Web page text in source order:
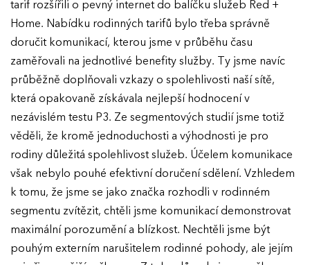
tarif rozšířili o pevný internet do balíčku služeb Red +
Home. Nabídku rodinných tarifů bylo třeba správně
doručit komunikací, kterou jsme v průběhu času
zaměřovali na jednotlivé benefity služby. Ty jsme navíc
průběžně doplňovali vzkazy o spolehlivosti naší sítě,
která opakovaně získávala nejlepší hodnocení v
nezávislém testu P3. Ze segmentových studií jsme totiž
věděli, že kromě jednoduchosti a výhodnosti je pro
rodiny důležitá spolehlivost služeb. Účelem komunikace
však nebylo pouhé efektivní doručení sdělení. Vzhledem
k tomu, že jsme se jako značka rozhodli v rodinném
segmentu zvítězit, chtěli jsme komunikací demonstrovat
maximální porozumění a blízkost. Nechtěli jsme být
pouhým externím narušitelem rodinné pohody, ale jejím